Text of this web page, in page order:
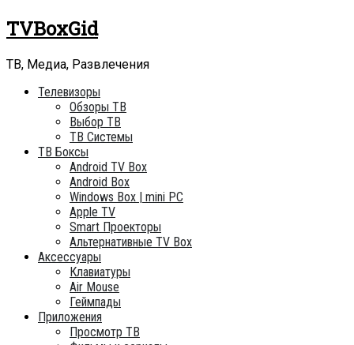
Skip
to
TVBoxGid
ТВ, Медиа, Развлечения
Телевизоры
Обзоры ТВ
Выбор ТВ
ТВ Системы
ТВ Боксы
Android TV Box
Android Box
Windows Box | mini PC
Apple TV
Smart Проекторы
Альтернативные TV Box
Аксессуары
Клавиатуры
Air Mouse
Геймпады
Приложения
Просмотр ТВ